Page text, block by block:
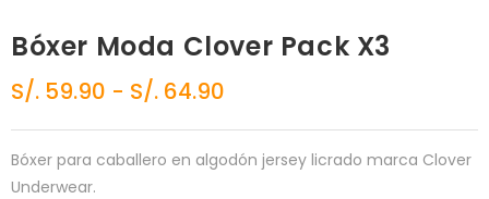
Bóxer Moda Clover Pack X3
S/. 59.90 - S/. 64.90
Bóxer para caballero en algodón jersey licrado marca Clover
Underwear.